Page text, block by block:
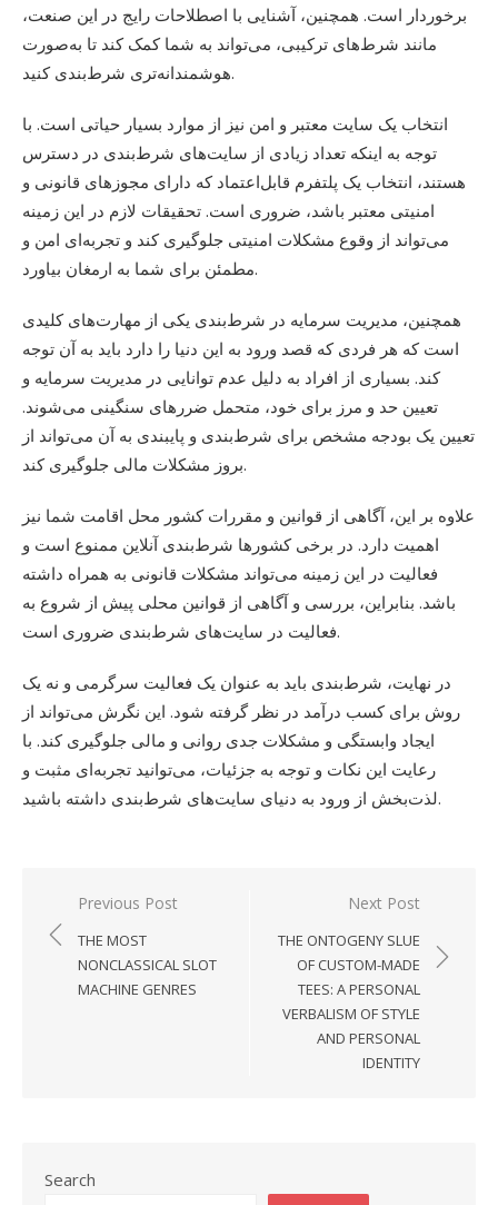
برخوردار است. همچنین، آشنایی با اصطلاحات رایج در این صنعت،
مانند شرط‌های ترکیبی، می‌تواند به شما کمک کند تا به‌صورت
هوشمندانه‌تری شرط‌بندی کنید.
انتخاب یک سایت معتبر و امن نیز از موارد بسیار حیاتی است. با
توجه به اینکه تعداد زیادی از سایت‌های شرط‌بندی در دسترس
هستند، انتخاب یک پلتفرم قابل‌اعتماد که دارای مجوزهای قانونی و
امنیتی معتبر باشد، ضروری است. تحقیقات لازم در این زمینه
می‌تواند از وقوع مشکلات امنیتی جلوگیری کند و تجربه‌ای امن و
مطمئن برای شما به ارمغان بیاورد.
همچنین، مدیریت سرمایه در شرط‌بندی یکی از مهارت‌های کلیدی
است که هر فردی که قصد ورود به این دنیا را دارد باید به آن توجه
کند. بسیاری از افراد به دلیل عدم توانایی در مدیریت سرمایه و
تعیین حد و مرز برای خود، متحمل ضررهای سنگینی می‌شوند.
تعیین یک بودجه مشخص برای شرط‌بندی و پایبندی به آن می‌تواند از
بروز مشکلات مالی جلوگیری کند.
علاوه بر این، آگاهی از قوانین و مقررات کشور محل اقامت شما نیز
اهمیت دارد. در برخی کشورها شرط‌بندی آنلاین ممنوع است و
فعالیت در این زمینه می‌تواند مشکلات قانونی به همراه داشته
باشد. بنابراین، بررسی و آگاهی از قوانین محلی پیش از شروع به
فعالیت در سایت‌های شرط‌بندی ضروری است.
در نهایت، شرط‌بندی باید به عنوان یک فعالیت سرگرمی و نه یک
روش برای کسب درآمد در نظر گرفته شود. این نگرش می‌تواند از
ایجاد وابستگی و مشکلات جدی روانی و مالی جلوگیری کند. با
رعایت این نکات و توجه به جزئیات، می‌توانید تجربه‌ای مثبت و
لذت‌بخش از ورود به دنیای سایت‌های شرط‌بندی داشته باشید.
Post
navigation
Previous Post
THE MOST
NONCLASSICAL SLOT
MACHINE GENRES
Next Post
THE ONTOGENY SLUE
OF CUSTOM-MADE
TEES: A PERSONAL
VERBALISM OF STYLE
AND PERSONAL
IDENTITY
Search